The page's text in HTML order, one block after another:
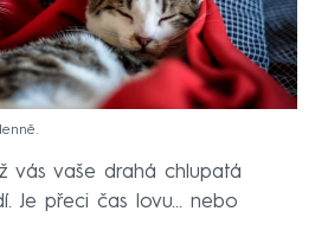
vás vaše drahá chlupatá
Je přeci čas lovu... nebo